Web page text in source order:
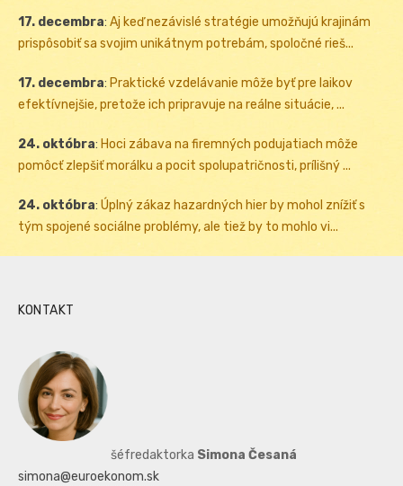
17. decembra: Aj keď nezávislé stratégie umožňujú krajinám
prispôsobiť sa svojim unikátnym potrebám, spoločné rieš...
17. decembra: Praktické vzdelávanie môže byť pre laikov
efektívnejšie, pretože ich pripravuje na reálne situácie, ...
24. októbra: Hoci zábava na firemných podujatiach môže
pomôcť zlepšiť morálku a pocit spolupatričnosti, prílišný ...
24. októbra: Úplný zákaz hazardných hier by mohol znížiť s
tým spojené sociálne problémy, ale tiež by to mohlo vi...
KONTAKT
šéfredaktorka Simona Česaná
simona@euroekonom.sk